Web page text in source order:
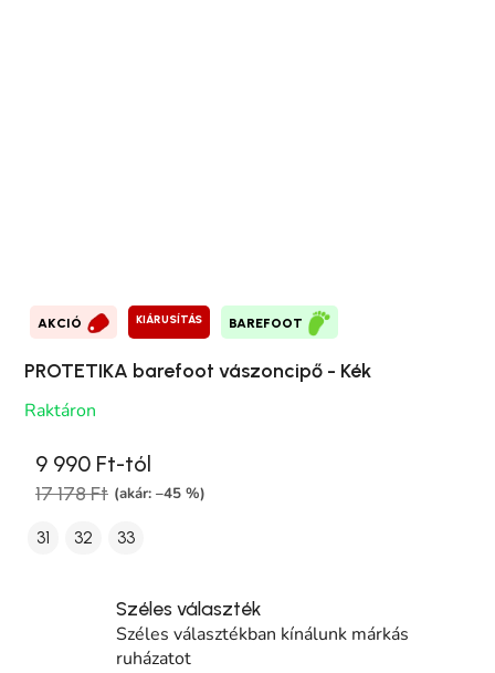
AKCIÓ KIÁRUSÍTÁS BAREFOOT
PROTETIKA barefoot vászoncipő - Kék
Raktáron
9 990 Ft-tól
17 178 Ft (akár: –45 %)
31 32 33
Széles választék
Széles választékban kínálunk márkás
ruházatot